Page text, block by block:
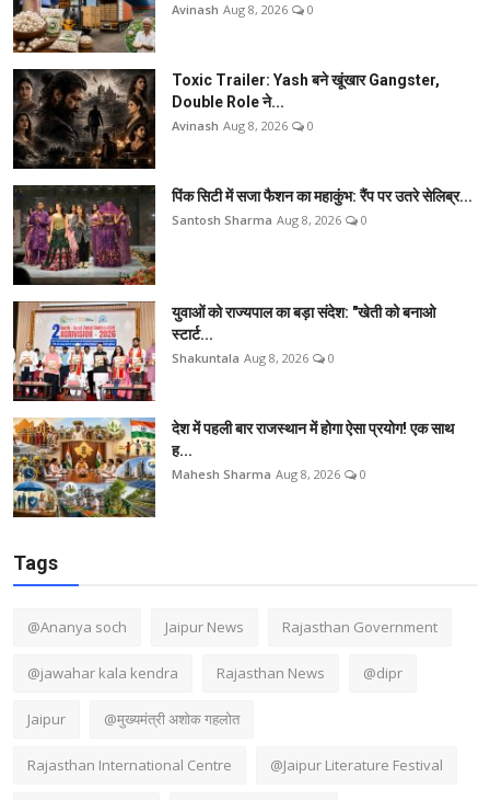
Avinash Aug 8, 2026 0
Toxic Trailer: Yash बने खूंखार Gangster,
Double Role ने...
Avinash Aug 8, 2026 0
पिंक सिटी में सजा फैशन का महाकुंभ: रैंप पर उतरे सेलिब्र...
Santosh Sharma Aug 8, 2026 0
युवाओं को राज्यपाल का बड़ा संदेश: "खेती को बनाओ
स्टार्ट...
Shakuntala Aug 8, 2026 0
देश में पहली बार राजस्थान में होगा ऐसा प्रयोग! एक साथ
ह...
Mahesh Sharma Aug 8, 2026 0
Tags
@Ananya soch Jaipur News Rajasthan Government
@jawahar kala kendra Rajasthan News @dipr
Jaipur @मुख्यमंत्री अशोक गहलोत
Rajasthan International Centre @Jaipur Literature Festival